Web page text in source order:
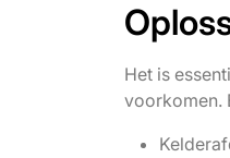
Het is
voorkomen.